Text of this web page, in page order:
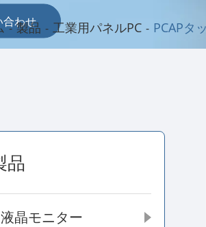
製品 工業用パネルPC PCAPタ
合わせ
品
晶モニター